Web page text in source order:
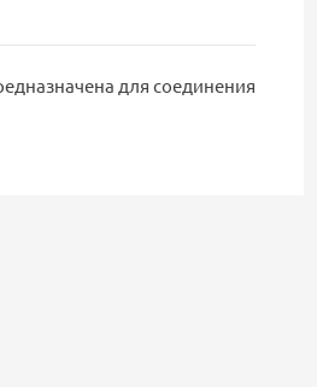
для соединения